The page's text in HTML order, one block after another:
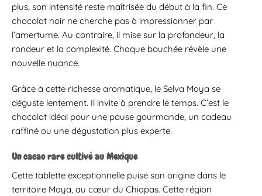
plus, son intensité reste maîtrisée du début à la fin. Ce
chocolat noir ne cherche pas à impressionner par
l’amertume. Au contraire, il mise sur la profondeur, la
rondeur et la complexité. Chaque bouchée révèle une
nouvelle nuance.
Grâce à cette richesse aromatique, le Selva Maya se
déguste lentement. Il invite à prendre le temps. C’est le
chocolat idéal pour une pause gourmande, un cadeau
raffiné ou une dégustation plus experte.
Un cacao rare cultivé au Mexique
Cette tablette exceptionnelle puise son origine dans le
territoire Maya, au cœur du Chiapas. Cette région